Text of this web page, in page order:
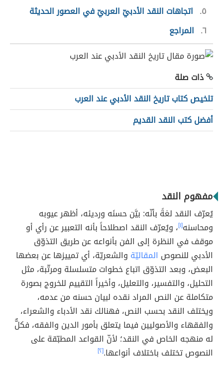
٥
اتجاهات النقد الأدبيّ العربيّ في العصور الحديثة
٦ المراجع
ذات صلة
تلخيص كتاب تاريخ النقد الأدبي عند العرب
أفضل كتب النقد القديم
مفهوم النقد
يُعرّف النقد لغةً بأنّه: بيَّن حسنَه ورديئه، أظهر عيوبه
ومحاسنه[١] ، ويُعرّف النقد اصطلاحاً بأنه التعبير عن رأي أو
موقف في النظرة إلى الفن بأنواعه عن طريق التذوّق
الأدبي للنصوص المقاليّة والشعريّة، أي تمييزها عن بعضها
البعض، وبعد التذوّق اتباع خطوات متسلسلة ومرتّبة، مثل
التحليل، والتفسير، والتعليل، وأخيراً التقييم للخروج بصورة
متكاملة عن النص المراد نقده لبيان حسنه من عدمه،
ويختلف النقد بحسب النص، فهنالك نقد الأدباء والشعراء،
والفقهاء والأصوليين فيما يتعلق بأمور الدين والفقه، فكلٌّ
له منهجه الخاص في النقد؛ لأنّ القواعد المطبّقة على
النصوص تختلف باختلاف أنواعها.[٢]